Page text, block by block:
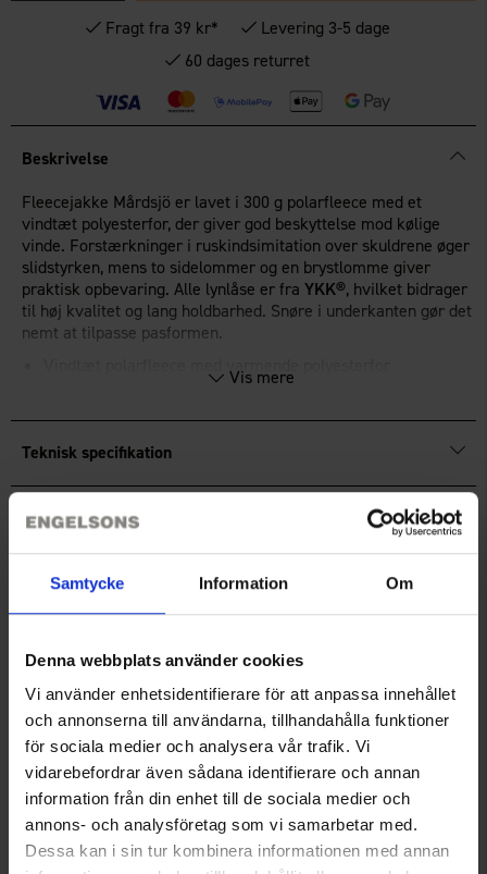
Samtycke Information Om
Denna webbplats använder cookies
Vi använder enhetsidentifierare för att anpassa innehållet
och annonserna till användarna, tillhandahålla funktioner
för sociala medier och analysera vår trafik. Vi
vidarebefordrar även sådana identifierare och annan
information från din enhet till de sociala medier och
annons- och analysföretag som vi samarbetar med.
Dessa kan i sin tur kombinera informationen med annan
Fragt fra 39 kr*
Levering 3-5 dage
60 dages returret
Beskrivelse
Fleecejakke Mårdsjö er lavet i 300 g polarfleece med et
vindtæt polyesterfor, der giver god beskyttelse mod kølige
vinde. Forstærkninger i ruskindsimitation over skuldrene øger
slidstyrken, mens to sidelommer og en brystlomme giver
praktisk opbevaring. Alle lynlåse er fraYKK®, hvilket bidrager
til høj kvalitet og lang holdbarhed. Snøre i underkanten gør det
nemt at tilpasse pasformen.
Forstærkninger i ruskindsimitation over skuldrene
Vis mere
Teknisk specifikation
Størrelsesguide
Anmeldelser
Du har måske også brug for